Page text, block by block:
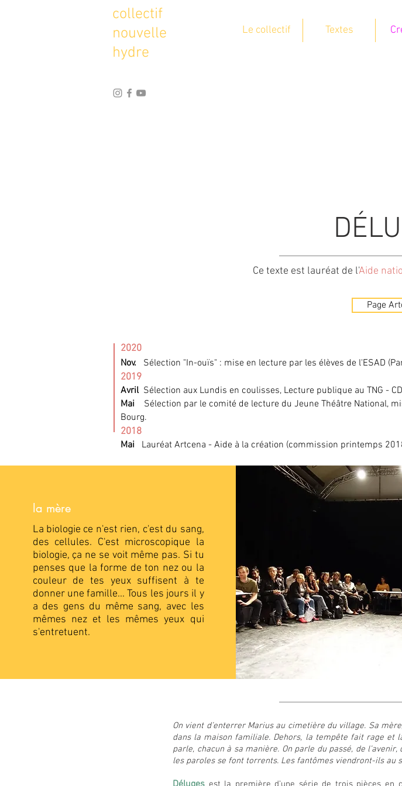
collectif
nouvelle
hydre
Le collectif Textes
Ce texte est lauréat de l'Aide
2020
Nov.
Sélection "In-ouïs" : mise en lecture par les élèves de l'ESAD
2019
Avril Sélection aux Lundis en coulisses, Lecture publique au TNG -
Mai
Sélection par le comité de lecture du Jeune Théâtre National,
Bourg.
2018
Mai Lauréat Artcena - Aide à la création (commission printemps
Page
la mère
La biologie ce n'est rien, c'est du sang,
des cellules. C'est microscopique la
biologie, ça ne se voit même pas. Si tu
penses que la forme de ton nez ou la
couleur de tes yeux suffisent à te
donner une famille... Tous les jours il y
a des gens du même sang, avec les
mêmes nez et les mêmes yeux qui
s'entretuent.
On vient d’enterrer Marius au cimetière du village. Sa
dans la maison familiale. Dehors, la tempête fait rage et
parle, chacun à sa manière. On parle du passé, de
les paroles se font torrents. Les fantômes viendront-ils au